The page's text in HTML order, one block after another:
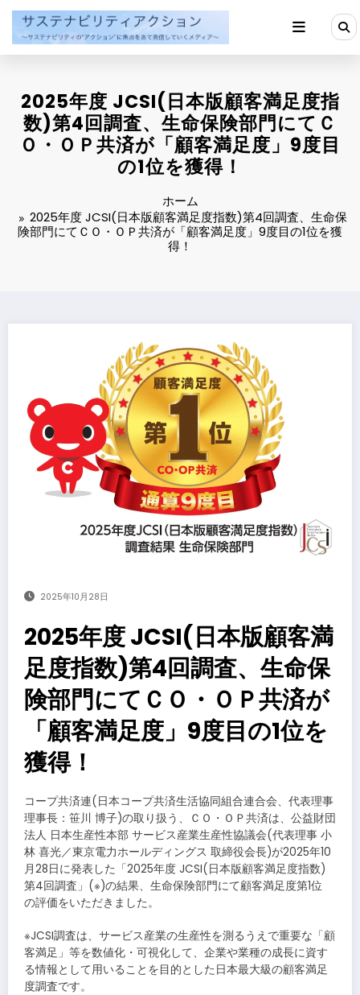
ン
2025年度 JCSI(日本版顧客満足度指
数)第4回調査、生命保険部門にてＣ
Ｏ・ＯＰ共済が「顧客満足度」9度目
の1位を獲得！
ホーム
2025年度 JCSI(日本版顧客満足度指数)第4回調査、生命保
険部門にてＣＯ・ＯＰ共済が「顧客満足度」9度目の1位を獲
得！
2025年10月28日
2025年度 JCSI(日本版顧客満
足度指数)第4回調査、生命保
険部門にてＣＯ・ＯＰ共済が
「顧客満足度」9度目の1位を
獲得！
コープ共済連(日本コープ共済生活協同組合連合会、代表理事
理事長：笹川 博子)の取り扱う、ＣＯ・ＯＰ共済は、公益財団
法人 日本生産性本部 サービス産業生産性協議会(代表理事 小
林 喜光／東京電力ホールディングス 取締役会長)が2025年10
月28日に発表した「2025年度 JCSI(日本版顧客満足度指数)
第4回調査」(※)の結果、生命保険部門にて顧客満足度第1位
の評価をいただきました。
※JCSI調査は、サービス産業の生産性を測るうえで重要な「顧
客満足」等を数値化・可視化して、企業や業種の成長に資す
る情報として用いることを目的とした日本最大級の顧客満足
度調査です。